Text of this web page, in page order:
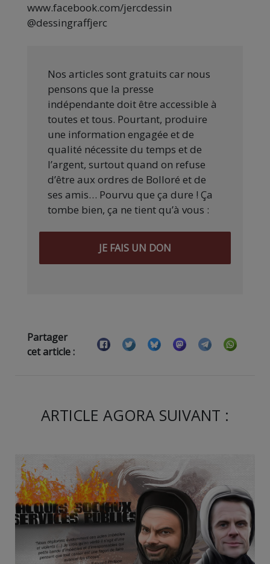
www.facebook.com/jercdessin
@dessingraffjerc
Nos articles sont gratuits car nous
pensons que la presse
indépendante doit être accessible à
toutes et tous. Pourtant, produire
une information engagée et de
qualité nécessite du temps et de
l’argent, surtout quand on refuse
d’être aux ordres de Bolloré et de
ses amis… Pourvu que ça dure ! Ça
tombe bien, ça ne tient qu’à vous :
JE FAIS UN DON
Partager
cet article :
ARTICLE AGORA SUIVANT :